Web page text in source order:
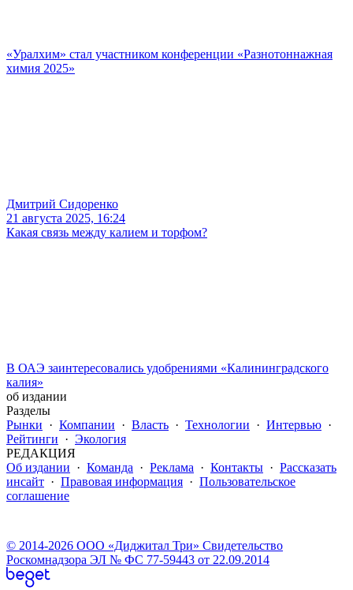
«Уралхим» стал участником конференции «Разнотоннажная
химия 2025»
Дмитрий Сидоренко
21 августа 2025, 16:24
Какая связь между калием и торфом?
В ОАЭ заинтересовались удобрениями «Калининградского
калия»
об издании
Разделы
Рынки · Компании · Власть · Технологии · Интервью ·
Рейтинги · Экология
РЕДАКЦИЯ
Об издании · Команда · Реклама · Контакты · Рассказать
инсайт · Правовая информация · Пользовательское
соглашение
© 2014-2026 ООО «Диджитал Три» Свидетельство
Роскомнадзора ЭЛ № ФС 77-59443 от 22.09.2014